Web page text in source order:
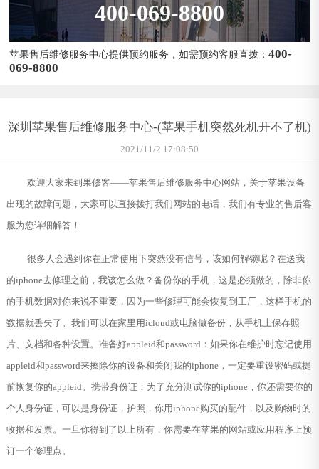
400-069-8800
苹果售后维修服务中心提供预约服务，如需预约客服直拨：400-
069-8800
深圳苹果售后维修服务中心-(苹果手机突然死机开不了机)
2021/11/2 17:08:50
欢迎大家来到果修客——苹果售后维修服务中心网站，关于苹果设备
出现的故障问题，大家可以直接拨打我们网站的电话，我们有专业的售后客
服为您详细解答！
很多人会遇到你在正常使用下突然没有信号，该如何解锁呢？在送我
的iphone去修理之前，我该怎么做？备份你的手机，这是必须做的，除非你
的手机数据对你来说不重要，因为一些修理可能会恢复到工厂，这样手机的
数据就丢失了。我们可以在家里用icloud或电脑做备份，从手机上保存照
片、文档和各种设置。准备好appleid和password：如果你在维护时忘记使用
appleid和password来擦除你的设备和关闭我的iphone，一定要重设密码或提
前恢复你的appleid。携带身份证：为了充分测试你的iphone，你还需要你的
个人身份证，可以是身份证，护照，你用iphone购买的配件，以及购物时的
收据和发票。一旦你得到了以上所有，你需要在苹果的网站或应用程序上预
订一个修理点。